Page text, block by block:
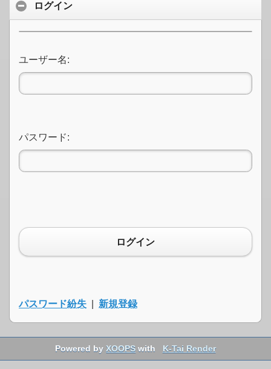
ログイン
ユーザー名:
パスワード:
ログイン
パスワード紛失 新規登録
Powered byXOOPS with K-Tai Render